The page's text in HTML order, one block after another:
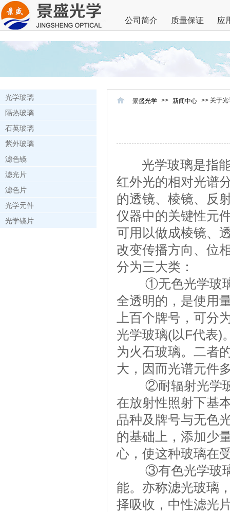
公司简介 质量保证 应
光学玻璃
隔热玻璃
石英玻璃
紫外玻璃
滤色镜
滤光片
滤色片
光学元件
光学镜片
景盛光学 >> 新闻中心 >> 关于
光学玻璃是指能
红外光的相对光谱
的透镜、棱镜、反
仪器中的关键性元
可用以做成棱镜、
改变传播方向、位
分为三大类：
①无色光学玻璃
全透明的，是使用
上百个牌号，可分
光学玻璃(以F代表)
为火石玻璃。二者
大，因而光谱元件
②耐辐射光学玻
在放射性照射下基
品种及牌号与无色
的基础上，添加少
心，使这种玻璃在
③有色光学玻璃
能。亦称滤光玻璃
择吸收，中性滤光